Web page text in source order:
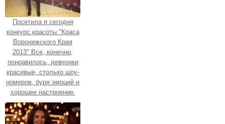
Посетила я сегодня
конкурс красоты "Краса
Воронежского Края
2013" Все, конечно,
понравилось, девчонки
красивые, столько шоу-
номеров, буря эмоций и
хорошее настроение.